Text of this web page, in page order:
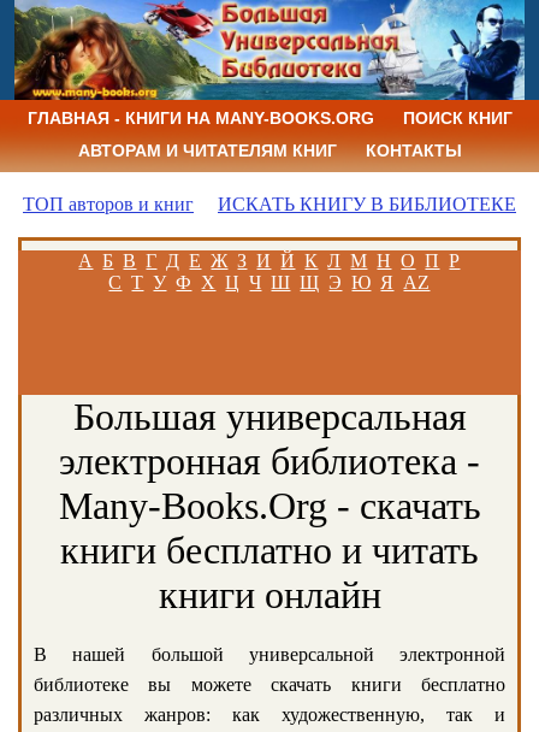
ГЛАВНАЯ - КНИГИ НА MANY-BOOKS.ORG
ПОИСК КНИГ
АВТОРАМ И ЧИТАТЕЛЯМ КНИГ
КОНТАКТЫ
ТОП авторов и книг ИСКАТЬ КНИГУ В БИБЛИОТЕКЕ
А Б В Г Д Е Ж З И Й К Л М Н О П Р
С Т У Ф Х Ц Ч Ш Щ Э Ю Я AZ
Большая универсальная
электронная библиотека -
Many-Books.Org - скачать
книги бесплатно и читать
книги онлайн
В нашей большой универсальной электронной
библиотеке вы можете скачать книги бесплатно
различных жанров: как художественную, так и